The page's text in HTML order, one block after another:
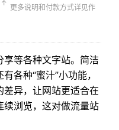
↑
更多说明和付款方式详见作
享等各种文字站。简洁
各种“蜜汁”小功能，
异，让网站更适合在
浏览，这对做流量站